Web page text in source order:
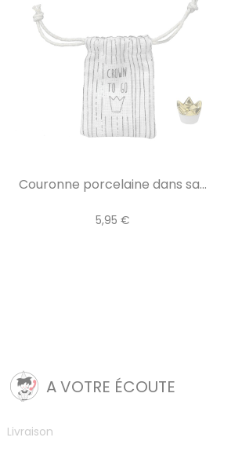
Couronne porcelaine dans sa...
5,95 €
A VOTRE ÉCOUTE
Livraison